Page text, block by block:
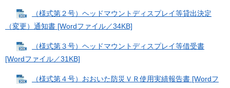
（様式第２号）ヘッドマウントディスプレイ等貸出決定
（変更）通知書 [Wordファイル／34KB]
（様式第３号）ヘッドマウントディスプレイ等借受書
[Wordファイル／31KB]
（様式第４号）おおいた防災ＶＲ使用実績報告書 [Wordフ